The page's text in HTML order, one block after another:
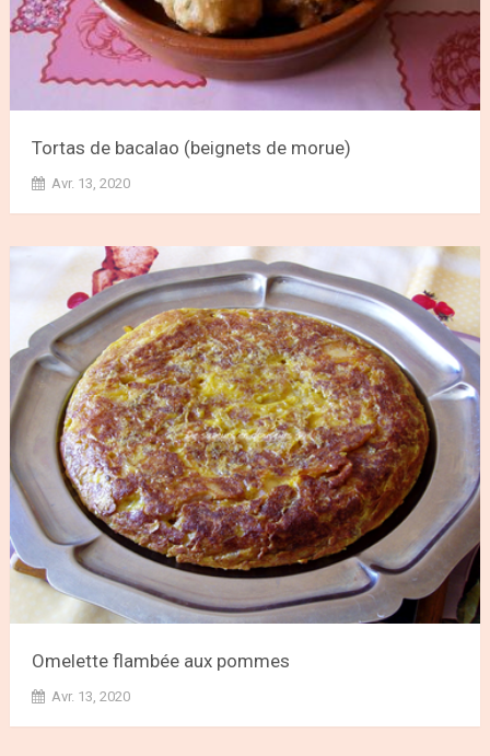
Tortas de bacalao (beignets de morue)
Avr. 13, 2020
Omelette flambée aux pommes
Avr. 13, 2020